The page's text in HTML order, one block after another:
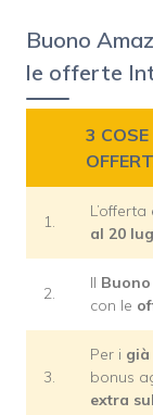
Buono
le offerte
3
1.
al 20
2.
Il
con le
3.
Per i
bonus
extra